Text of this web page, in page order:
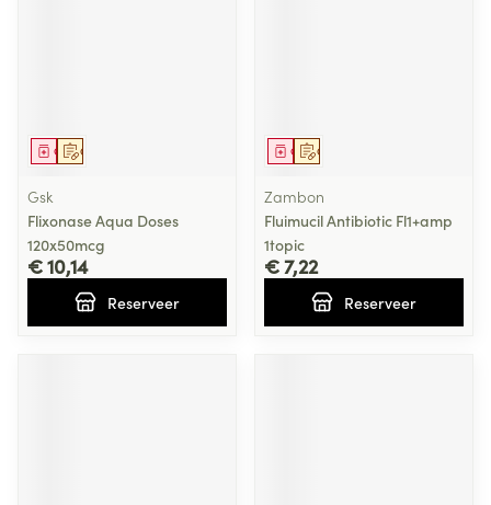
Op voorschrift
Geneesmiddel
Gsk
Flixonase Aqua Doses
120x50mcg
€ 10,14
Reserveer
Op voorschrift
Geneesmiddel
Zambon
Fluimucil Antibiotic Fl1+amp
1topic
€ 7,22
Reserveer